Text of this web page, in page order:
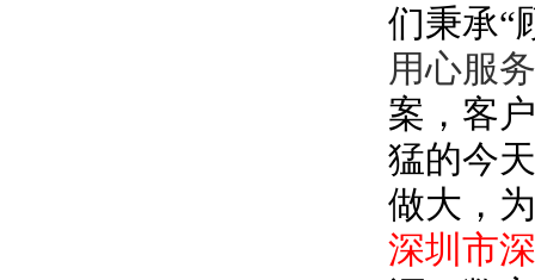
们秉承“
用心服务
案，客
猛的今
做大，
深圳市